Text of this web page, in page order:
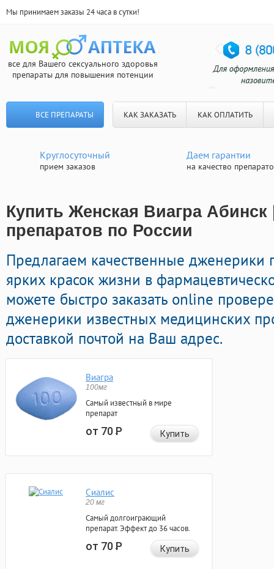
Мы принимаем заказы 24 часа в сутки!
все для Вашего сексуального здоровья
препараты для повышения потенции
ВСЕ ПРЕПАРАТЫ КАК ЗАКАЗАТЬ КАК ОПЛАТИТЬ
Круглосуточный
прием заказов
Даем гарантии
на качество
Купить Женская Виагра Абинск
препаратов по России
Предлагаем качественные
ярких красок жизни в
можете быстро заказать online
дженерики известных медицинских
доставкой почтой на Ваш адрес.
Виагра
100мг
Самый известный в мире
препарат
от 70Р Купить
Сиалис
20 мг
Самый долгоиграющий
препарат. Эффект до 36 часов.
от 70Р Купить